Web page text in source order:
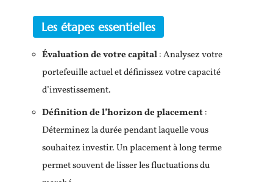
Les étapes essentielles
Évaluation de votre capital: Analysez votre
portefeuille actuel et définissez votre capacité
d’investissement.
Définition de l’horizon de placement:
Déterminez la durée pendant laquelle vous
souhaitez investir. Un placement à long terme
permet souvent de lisser les fluctuations du